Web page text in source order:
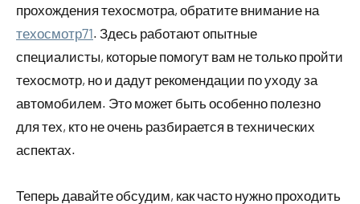
прохождения техосмотра, обратите внимание на
техосмотр71. Здесь работают опытные
специалисты, которые помогут вам не только пройти
техосмотр, но и дадут рекомендации по уходу за
автомобилем. Это может быть особенно полезно
для тех, кто не очень разбирается в технических
аспектах.
Теперь давайте обсудим, как часто нужно проходить